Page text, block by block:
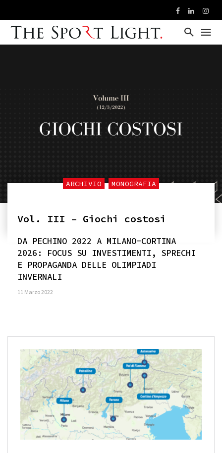
ARCHIVIO MONOGRAFIA
Vol. III – Giochi costosi
DA PECHINO 2022 A MILANO-CORTINA
2026: FOCUS SU INVESTIMENTI, SPRECHI
E PROPAGANDA DELLE OLIMPIADI
INVERNALI
11 Marzo 2022